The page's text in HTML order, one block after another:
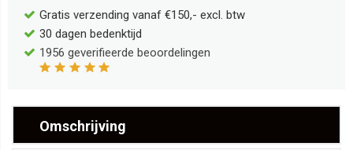
Gratis verzending vanaf €150,- excl. btw
30 dagen bedenktijd
1956 geverifieerde beoordelingen
Omschrijving